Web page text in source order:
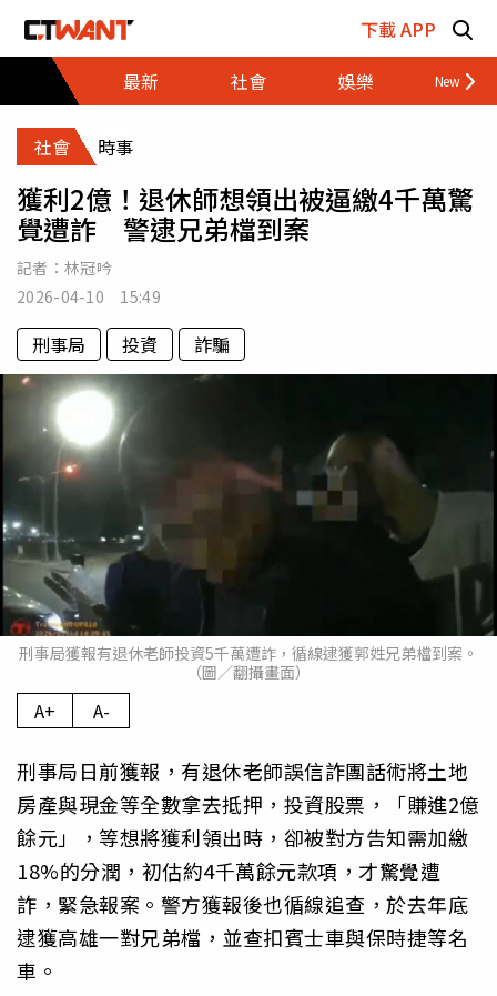
下載 APP
最新
社會 娛樂 財經
社會 時事
獲利2億！退休師想領出被逼繳4千萬驚
覺遭詐 警逮兄弟檔到案
記者： 林冠吟
2026-04-10 15:49
刑事局 投資 詐騙
刑事局獲報有退休老師投資5千萬遭詐，循線逮獲郭姓兄弟檔到案。
（圖／翻攝畫面）
A+ A-
刑事局日前獲報，有退休老師誤信詐團話術將土地
房產與現金等全數拿去抵押，投資股票，「賺進2億
餘元」，等想將獲利領出時，卻被對方告知需加繳
18%的分潤，初估約4千萬餘元款項，才驚覺遭
詐，緊急報案。警方獲報後也循線追查，於去年底
逮獲高雄一對兄弟檔，並查扣賓士車與保時捷等名
車。